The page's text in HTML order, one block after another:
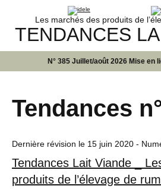
Les marchés des produits de
TENDANCES
N° 385 Juillet/août 2026 Mise en
Tendances
Dernière révision le 15 juin 2020 -
Tendances Lait Viande _
produits de l’élevage de